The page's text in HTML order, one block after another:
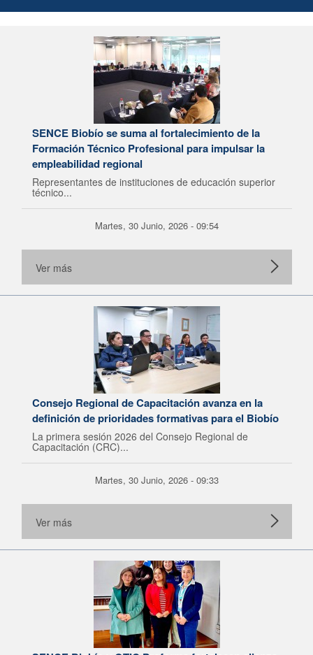
SENCE Biobío se suma al fortalecimiento de la
Formación Técnico Profesional para impulsar la
empleabilidad regional
Representantes de instituciones de educación superior
técnico...
Martes, 30 Junio, 2026 - 09:54
Ver más
Consejo Regional de Capacitación avanza en la
definición de prioridades formativas para el Biobío
La primera sesión 2026 del Consejo Regional de
Capacitación (CRC)...
Martes, 30 Junio, 2026 - 09:33
Ver más